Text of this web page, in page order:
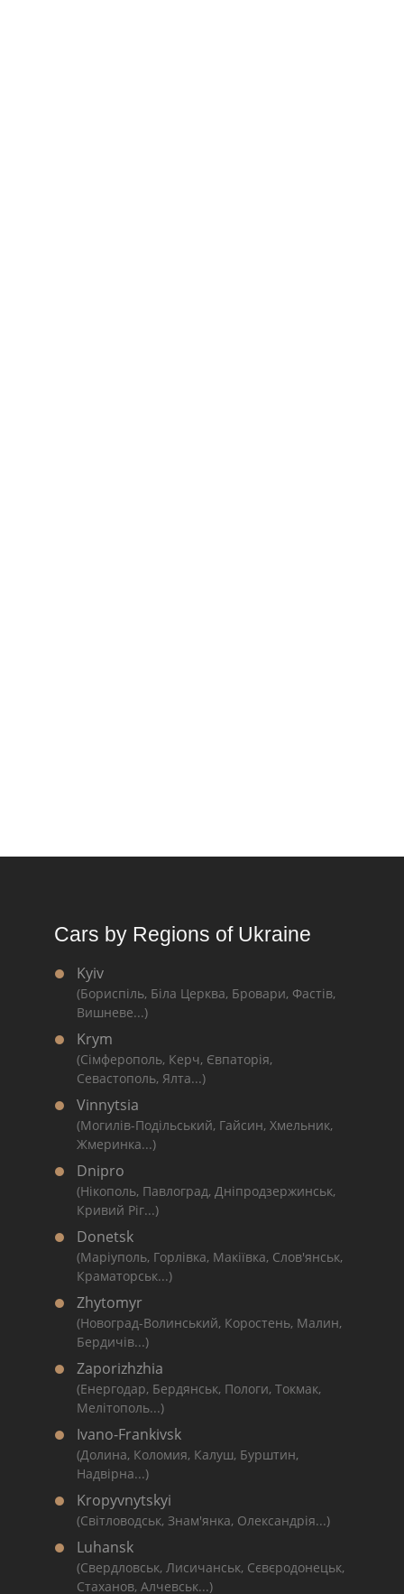
Cars by Regions of Ukraine
Kyiv
(Бориспіль, Біла Церква, Бровари, Фастів,
Вишневе...)
Krym
(Сімферополь, Керч, Євпаторія,
Севастополь, Ялта...)
Vinnytsia
(Могилів-Подільський, Гайсин, Хмельник,
Жмеринка...)
Dnipro
(Нікополь, Павлоград, Дніпродзержинськ,
Кривий Ріг...)
Donetsk
(Маріуполь, Горлівка, Макіївка, Слов'янськ,
Краматорськ...)
Zhytomyr
(Новоград-Волинський, Коростень, Малин,
Бердичів...)
Zaporizhzhia
(Енергодар, Бердянськ, Пологи, Токмак,
Мелітополь...)
Ivano-Frankivsk
(Долина, Коломия, Калуш, Бурштин,
Надвірна...)
Kropyvnytskyi
(Світловодськ, Знам'янка, Олександрія...)
Luhansk
(Свердловськ, Лисичанськ, Сєвєродонецьк,
Стаханов, Алчевськ...)